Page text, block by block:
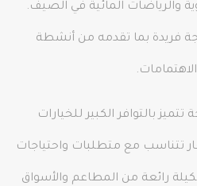
والرياضات المائية في الصيف.
فريدة بما تقدمه من أنشطة
بالتوافر الكبير للخيارات
تتناسب مع متطلبات واحتياجات
رائعة من المطاعم والأسواق